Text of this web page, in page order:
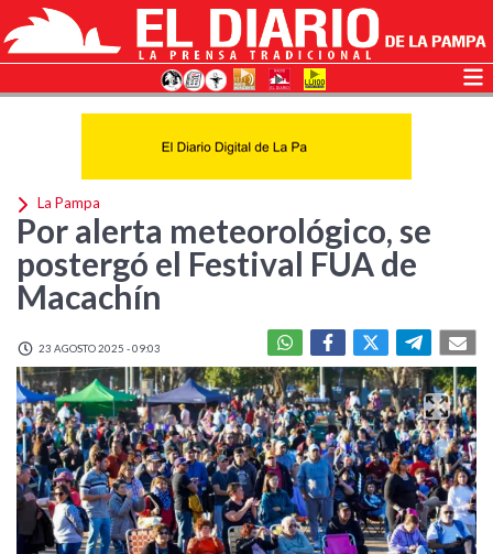
La Pampa
Por alerta meteorológico, se
postergó el Festival FUA de
Macachín
23 AGOSTO 2025 - 09:03